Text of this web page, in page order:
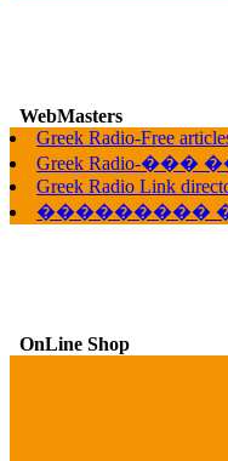
WebMasters
Greek Radio-Free
Greek Radio-
Greek Radio Link
���������
OnLine Shop